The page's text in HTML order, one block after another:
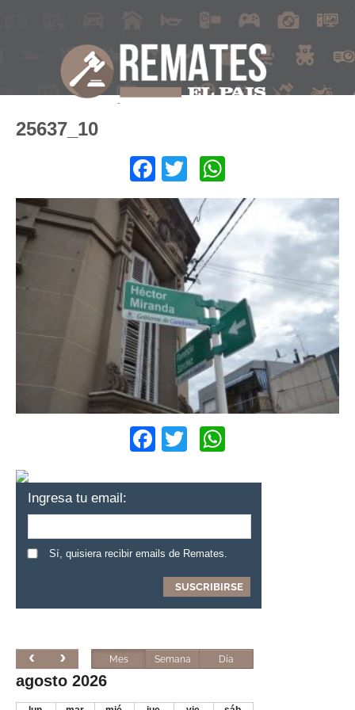
25637_10
Facebook
Twitter
Facebook
Twitter
Ingresa tu email:
Sí, quisiera recibir emails de Remates.
Mes Semana Día
agosto 2026